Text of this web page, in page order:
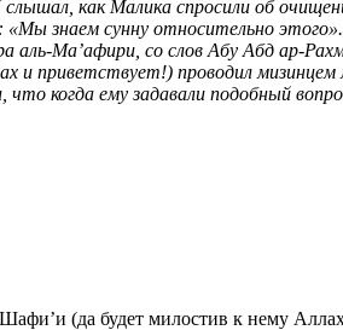
слышал, как Малика спросили об
«Мы знаем сунну относительно
аль-Ма’афири, со слов Абу Абд ар-
и приветствует!) проводил
что когда ему задавали подобный
(да будет милостив к нему